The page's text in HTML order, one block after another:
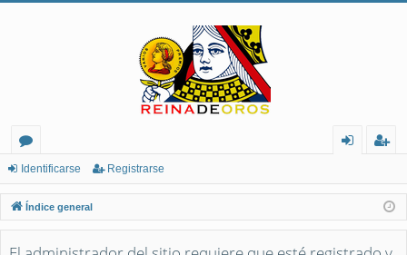
or
os
nt
ifi
ist
ra
Identificarse Registrarse
Índice general